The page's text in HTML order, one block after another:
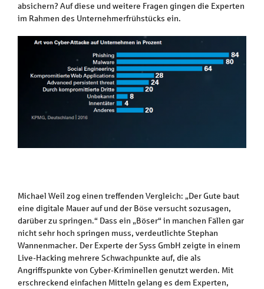
absichern? Auf diese und weitere Fragen gingen die Experten
im Rahmen des Unternehmerfrühstücks ein.
Michael Weil zog einen treffenden Vergleich: „Der Gute baut
eine digitale Mauer auf und der Böse versucht sozusagen,
darüber zu springen.“ Dass ein „Böser“ in manchen Fällen gar
nicht sehr hoch springen muss, verdeutlichte Stephan
Wannenmacher. Der Experte der Syss GmbH zeigte in einem
Live-Hacking mehrere Schwachpunkte auf, die als
Angriffspunkte von Cyber-Kriminellen genutzt werden. Mit
erschreckend einfachen Mitteln gelang es dem Experten,